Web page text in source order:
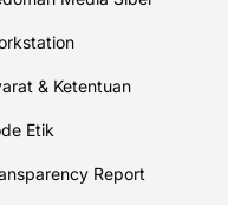
& Ketentuan
Etik
Report